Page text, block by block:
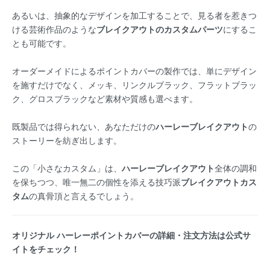
あるいは、抽象的なデザインを加工することで、見る者を惹きつ
ける芸術作品のようなブレイクアウトのカスタムパーツにするこ
とも可能です。
オーダーメイドによるポイントカバーの製作では、単にデザイン
を施すだけでなく、メッキ、リンクルブラック、フラットブラッ
ク、グロスブラックなど素材や質感も選べます。
既製品では得られない、あなただけのハーレーブレイクアウトの
ストーリーを紡ぎ出します。
この「小さなカスタム」は、 ハーレーブレイクアウト全体の調和
を保ちつつ、唯一無二の個性を添える技巧派ブレイクアウトカス
タムの真骨頂と言えるでしょう。
オリジナル ハーレーポイントカバーの詳細・注文方法は公式サ
イトをチェック！